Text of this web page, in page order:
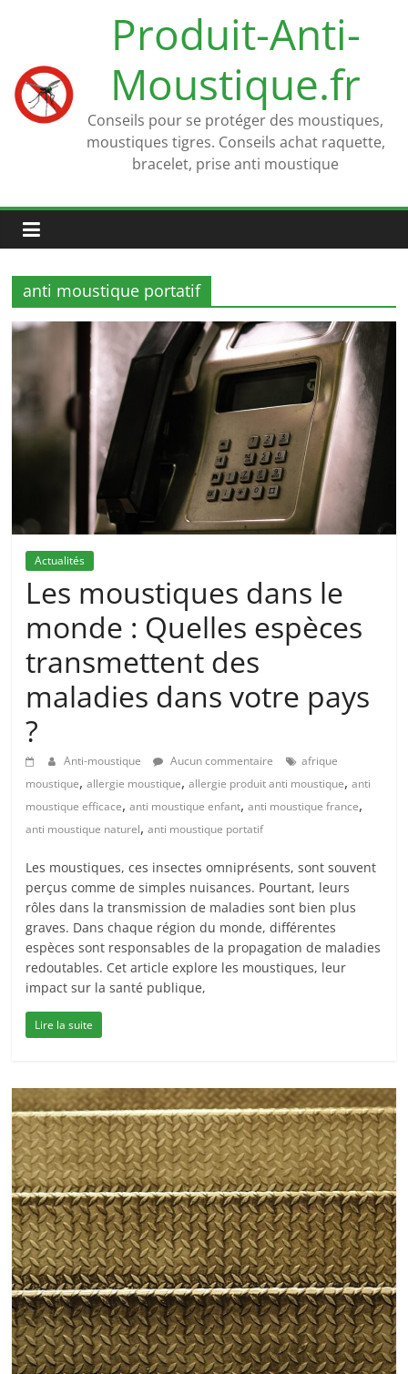
Produit-Anti-
Moustique.fr
Conseils pour se protéger des moustiques,
moustiques tigres. Conseils achat raquette,
bracelet, prise anti moustique
anti moustique portatif
Actualités
Les moustiques dans le
monde : Quelles espèces
transmettent des
maladies dans votre pays
?
Anti-moustique Aucun commentaire
afrique
moustique,allergie moustique,allergie produit anti moustique,anti
moustique efficace,anti moustique enfant,anti moustique france,
anti moustique naturel,anti moustique portatif
Les moustiques, ces insectes omniprésents, sont souvent
perçus comme de simples nuisances. Pourtant, leurs
rôles dans la transmission de maladies sont bien plus
graves. Dans chaque région du monde, différentes
espèces sont responsables de la propagation de maladies
redoutables. Cet article explore les moustiques, leur
impact sur la santé publique,
Lire la suite